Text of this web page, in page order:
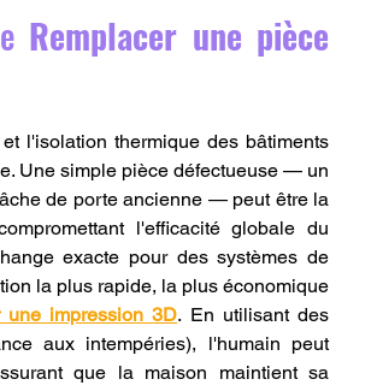
SPARK X I7 CREALITY
PRINT
Remplacer une pièce
l'isolation thermique des bâtiments
Une simple pièce défectueuse — un
de porte ancienne — peut être la
l'efficacité globale du
exacte pour des systèmes de
la plus rapide, la plus économique
impression 3D. En utilisant des
aux intempéries), l'humain peut
que la maison maintient sa